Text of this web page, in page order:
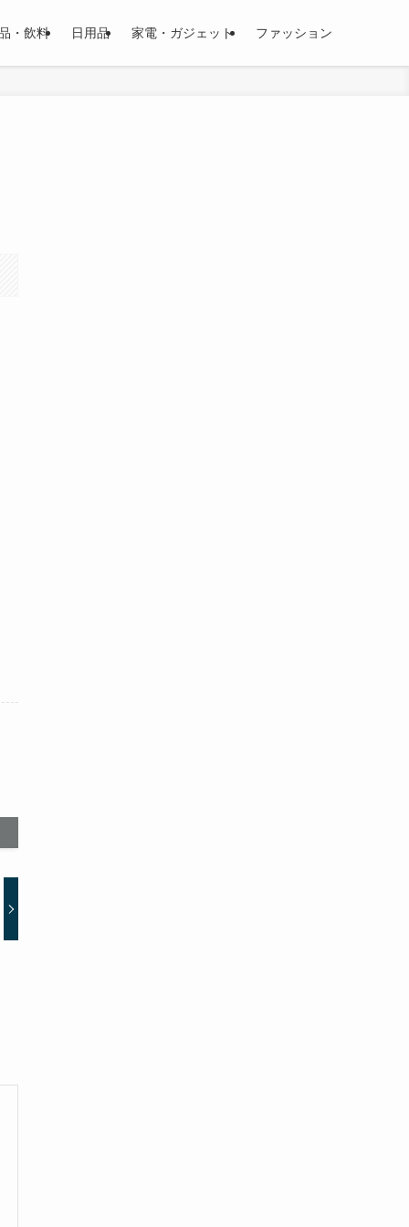
・飲料 日用品 家電・ガジェット ファッション